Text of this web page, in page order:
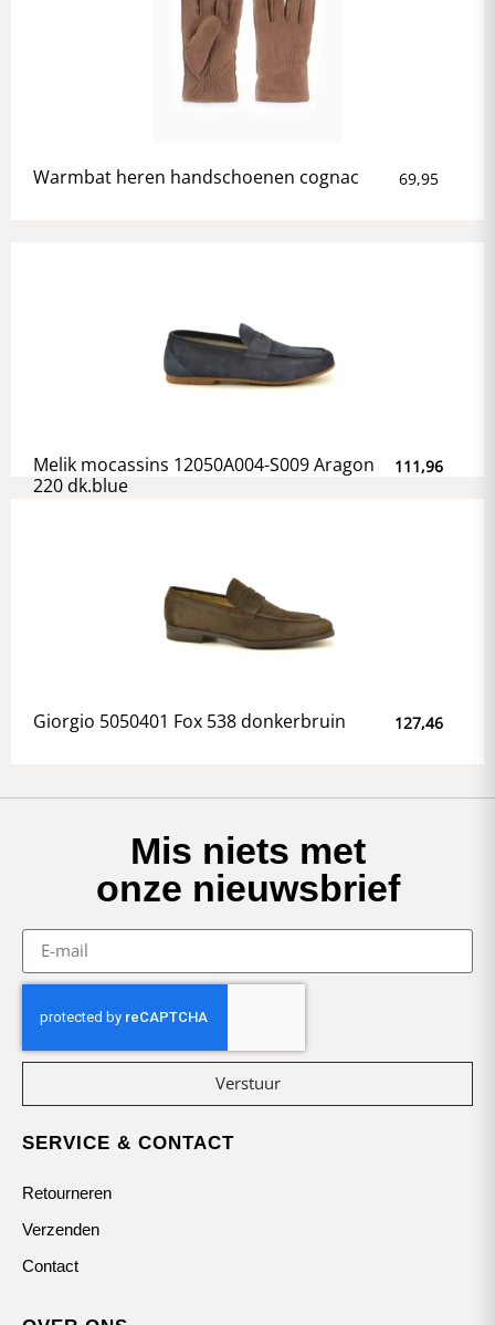
Warmbat heren handschoenen cognac 69,95
Melik mocassins 12050A004-S009 Aragon
220 dk.blue
111,96
Giorgio 5050401 Fox 538 donkerbruin 127,46
Mis niets met
onze nieuwsbrief
Verstuur
SERVICE & CONTACT
Retourneren
Verzenden
Contact